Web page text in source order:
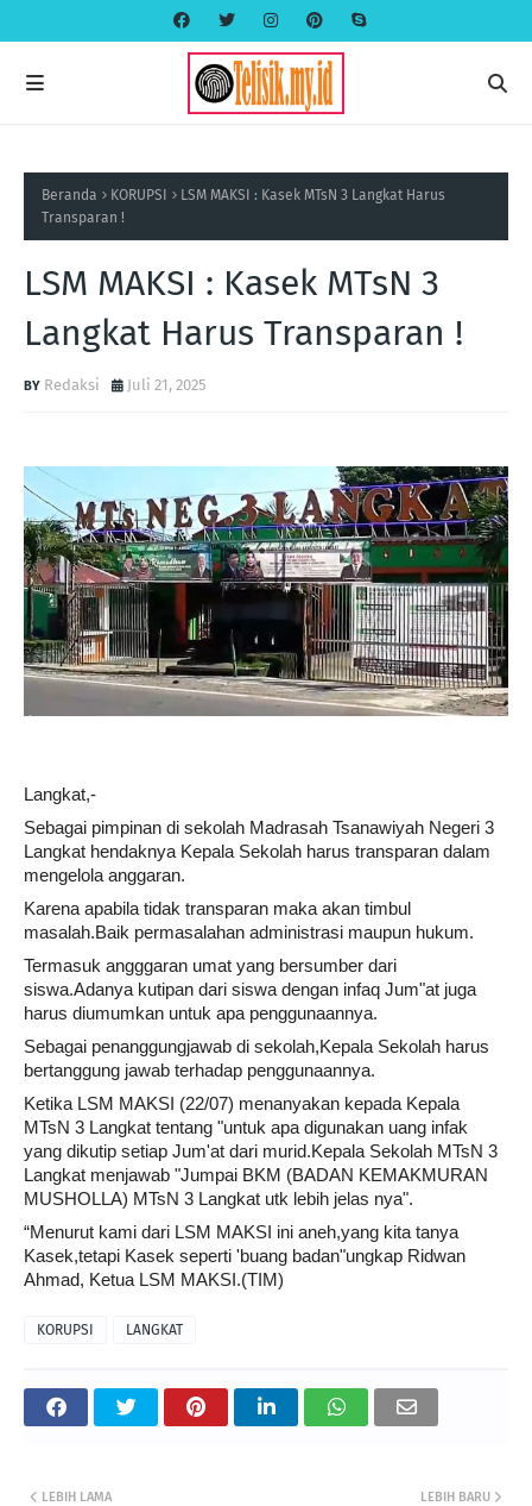
Beranda KORUPSI
LSM MAKSI : Kasek MTsN 3 Langkat Harus
Transparan !
LSM MAKSI : Kasek MTsN 3
Langkat Harus Transparan !
Redaksi Juli 21, 2025
Langkat,-
Sebagai pimpinan di sekolah Madrasah Tsanawiyah Negeri 3
Langkat hendaknya Kepala Sekolah harus transparan dalam
mengelola anggaran.
Karena apabila tidak transparan maka akan timbul
masalah.Baik permasalahan administrasi maupun hukum.
Termasuk angggaran umat yang bersumber dari
siswa.Adanya kutipan dari siswa dengan infaq Jum"at juga
harus diumumkan untuk apa penggunaannya.
Sebagai penanggungjawab di sekolah,Kepala Sekolah harus
bertanggung jawab terhadap penggunaannya.
Ketika LSM MAKSI (22/07) menanyakan kepada Kepala
MTsN 3 Langkat tentang "untuk apa digunakan uang infak
yang dikutip setiap Jum'at dari murid.Kepala Sekolah MTsN 3
Langkat menjawab "Jumpai BKM (BADAN KEMAKMURAN
MUSHOLLA) MTsN 3 Langkat utk lebih jelas nya".
“Menurut kami dari LSM MAKSI ini aneh,yang kita tanya
Kasek,tetapi Kasek seperti 'buang badan"ungkap Ridwan
Ahmad, Ketua LSM MAKSI.(TIM)
KORUPSI LANGKAT
LEBIH BARU
LEBIH LAMA